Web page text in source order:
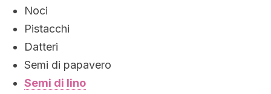
Noci
Pistacchi
Datteri
Semi di papavero
Semi di lino